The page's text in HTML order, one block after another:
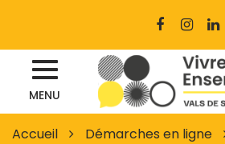
Lien
compte
Lien
le
MENU Site
officiel
des
Accueil Démarches en ligne